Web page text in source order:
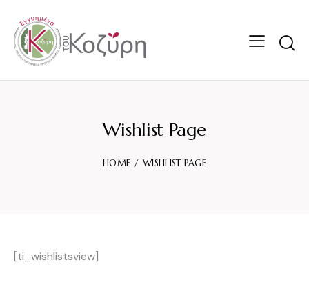
Wishlist Page
HOME WISHLIST PAGE
[ti_wishlistsview]